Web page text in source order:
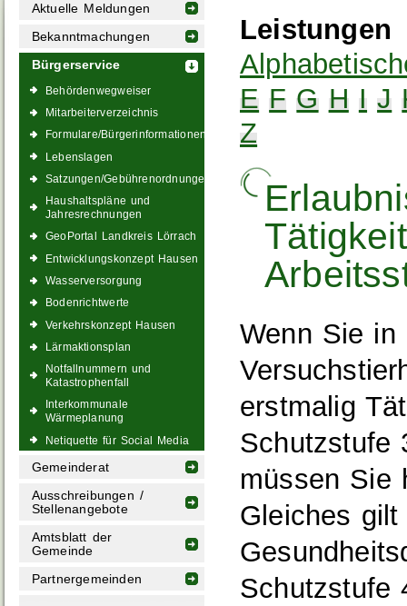
Aktuelle Meldungen
Bekanntmachungen
Bürgerservice
Behördenwegweiser
Mitarbeiterverzeichnis
Formulare/Bürgerinformationen
Lebenslagen
Satzungen/Gebührenordnungen
Haushaltspläne und
Jahresrechnungen
GeoPortal Landkreis Lörrach
Entwicklungskonzept Hausen
Wasserversorgung
Bodenrichtwerte
Verkehrskonzept Hausen
Lärmaktionsplan
Notfallnummern und
Katastrophenfall
Interkommunale
Wärmeplanung
Netiquette für Social Media
Gemeinderat
Ausschreibungen /
Stellenangebote
Amtsblatt der
Gemeinde
Partnergemeinden
Leistungen
E F G H I J
Z
Wenn Sie in
erstmalig
Schutzstufe
müssen Sie
Gleiches
Schutzstufe